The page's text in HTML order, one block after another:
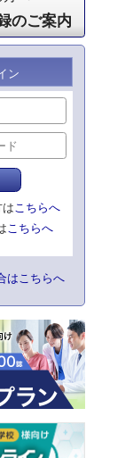
のご案内
ン
こちらへ
こちらへ
はこちらへ